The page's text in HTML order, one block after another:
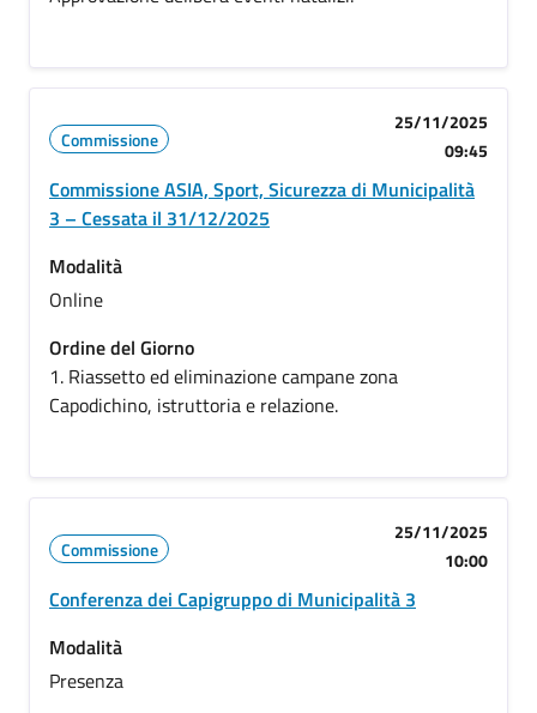
Commissione
25/11/2025
09:45
Commissione ASIA, Sport, Sicurezza di Municipalità
3 – Cessata il 31/12/2025
Modalità
Online
Ordine del Giorno
1. Riassetto ed eliminazione campane zona
Capodichino, istruttoria e relazione.
Commissione
25/11/2025
10:00
Conferenza dei Capigruppo di Municipalità 3
Modalità
Presenza